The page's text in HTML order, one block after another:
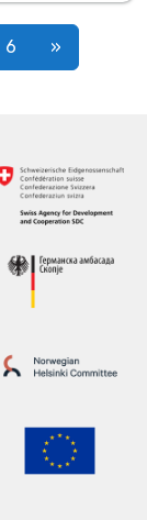
6 »